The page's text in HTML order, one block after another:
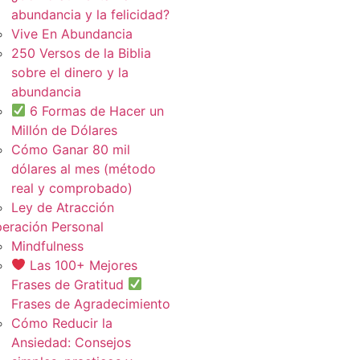
abundancia y la felicidad?
Vive En Abundancia
250 Versos de la Biblia
sobre el dinero y la
abundancia
6 Formas de Hacer un
Millón de Dólares
Cómo Ganar 80 mil
dólares al mes (método
real y comprobado)
Ley de Atracción
Personal
Mindfulness
Las 100+ Mejores
Frases de Gratitud
Frases de Agradecimiento
Cómo Reducir la
Ansiedad: Consejos